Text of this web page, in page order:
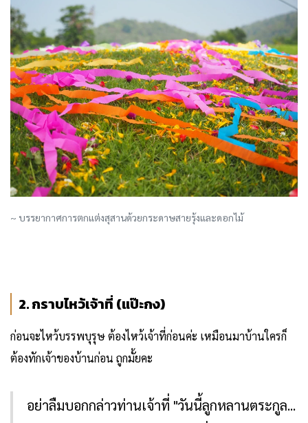
~ บรรยากาศการตกแต่งสุสานด้วยกระดาษสายรุ้งและดอกไม้
2. กราบไหว้เจ้าที่ (แป๊ะกง)
ก่อนจะไหว้บรรพบุรุษ ต้องไหว้เจ้าที่ก่อนค่ะ เหมือนมาบ้านใครก็
ต้องทักเจ้าของบ้านก่อน ถูกมั้ยคะ
อย่าลืมบอกกล่าวท่านเจ้าที่ "วันนี้ลูกหลานตระกูล...